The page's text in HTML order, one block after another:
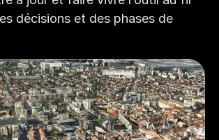
décisions et des phases de